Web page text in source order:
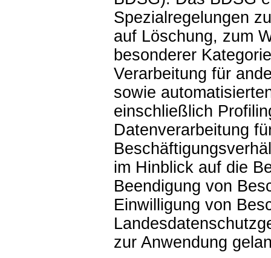
Spezialregelungen
auf Löschung, zum
besonderer
Verarbeitung für
sowie
einschließlich
Datenverarbeitung
im Hinblick auf die
Beendigung von
Einwilligung von
zur Anwendung